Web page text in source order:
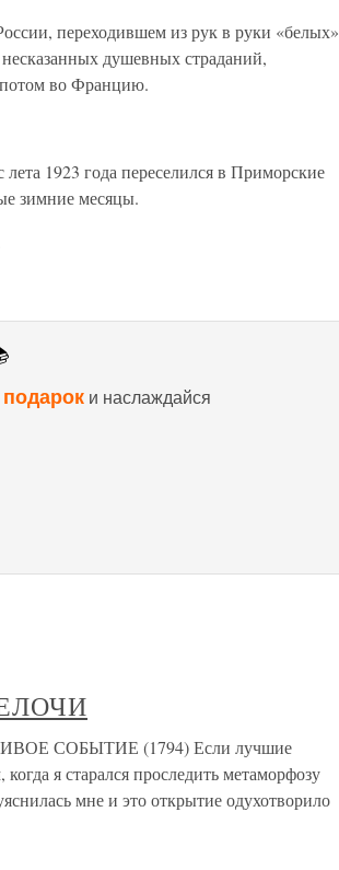
переходившем из рук в руки «белых»
душевных страданий,
во Францию.
1923 года переселился в Приморские
зимние месяцы.
и наслаждайся
СОБЫТИЕ (1794) Если лучшие
я старался проследить метаморфозу
мне и это открытие одухотворило